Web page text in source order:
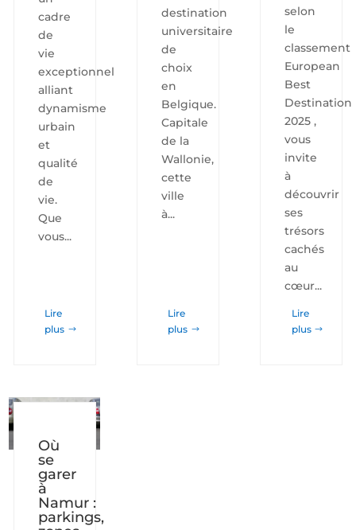
cadre
de
vie
exceptionnel
alliant
dynamisme
urbain
et
qualité
de
vie.
Que
vous...
Lire
plus
destination
universitaire
de
choix
en
Belgique.
Capitale
de la
Wallonie,
cette
ville
à...
Lire
plus
selon
le
classement
European
Best
Destination
2025 ,
vous
invite
à
découvrir
ses
trésors
cachés
au
cœur...
Lire
plus
Où
se
garer
à
Namur :
parkings,